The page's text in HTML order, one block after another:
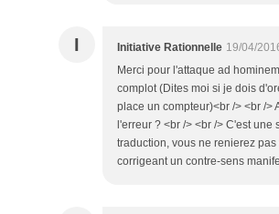
I Initiative Rationnelle 19/04/
Merci pour l'attaque ad
complot (Dites moi si je dois
place un compteur)<br /> <br />
l'erreur ? <br /> <br /> C'est une
traduction, vous ne renierez
corrigeant un contre-sens